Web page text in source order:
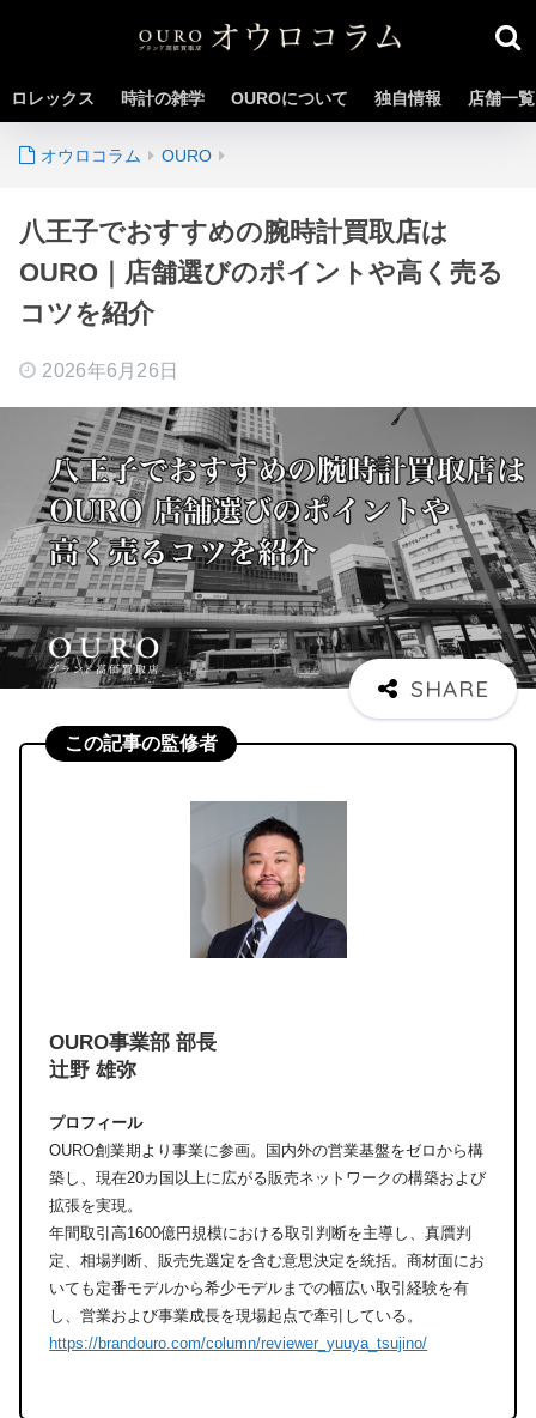
ロレックス 時計の雑学 OUROについて 独自情報 店舗一覧
OURO
八王子でおすすめの腕時計買取店は
OURO｜店舗選びのポイントや高く売る
コツを紹介
2026年6月26日
この記事の監修者
OURO事業部 部長
辻野 雄弥
プロフィール
OURO創業期より事業に参画。国内外の営業基盤をゼロから構
築し、現在20カ国以上に広がる販売ネットワークの構築および
拡張を実現。
年間取引高1600億円規模における取引判断を主導し、真贋判
定、相場判断、販売先選定を含む意思決定を統括。商材面にお
いても定番モデルから希少モデルまでの幅広い取引経験を有
し、営業および事業成長を現場起点で牽引している。
https://brandouro.com/column/reviewer_yuuya_tsujino/